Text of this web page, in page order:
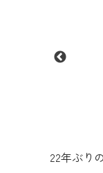
22年ぶり